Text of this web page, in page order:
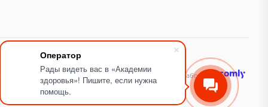
Оператор
Рады видеть вас в «Академии
здоровья»! Пишите, если нужна
помощь.
Карта сайта Разработано